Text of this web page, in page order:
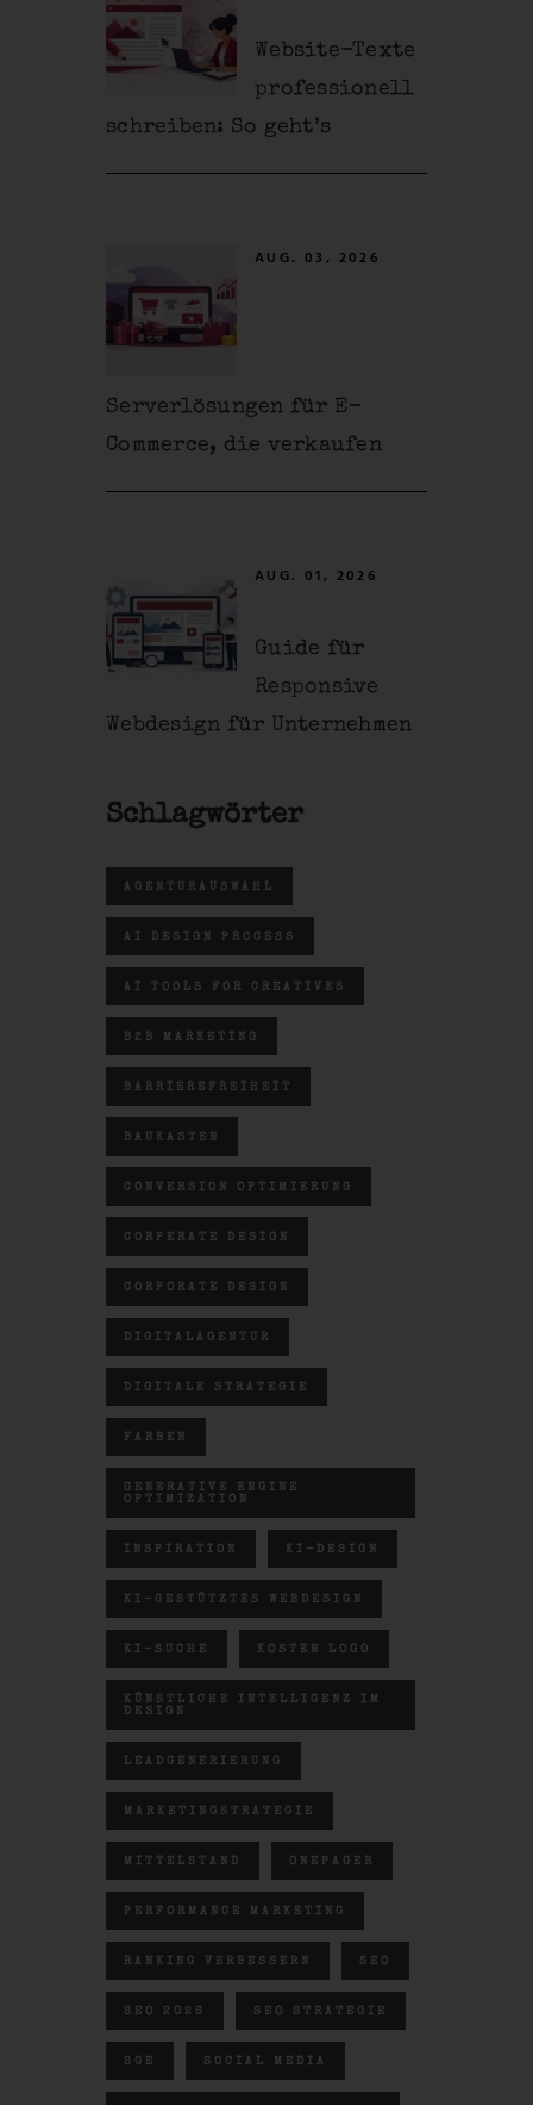
Website-Texte
professionell
schreiben: So geht’s
AUG. 03, 2026
Serverlösungen für E-
Commerce, die verkaufen
AUG. 01, 2026
Guide für
Responsive
Webdesign für Unternehmen
Schlagwörter
AGENTURAUSWAHL
AI DESIGN PROCESS
AI TOOLS FOR CREATIVES
B2B MARKETING
BARRIEREFREIHEIT
BAUKASTEN
CONVERSION OPTIMIERUNG
CORPERATE DESIGN
CORPORATE DESIGN
DIGITALAGENTUR
DIGITALE STRATEGIE
FARBEN
GENERATIVE ENGINE
OPTIMIZATION
INSPIRATION KI-DESIGN
KI-GESTÜTZTES WEBDESIGN
KI-SUCHE KOSTEN LOGO
KÜNSTLICHE INTELLIGENZ IM
DESIGN
LEADGENERIERUNG
MARKETINGSTRATEGIE
MITTELSTAND ONEPAGER
PERFORMANCE MARKETING
RANKING VERBESSERN SEO
SEO 2026 SEO STRATEGIE
SGE SOCIAL MEDIA